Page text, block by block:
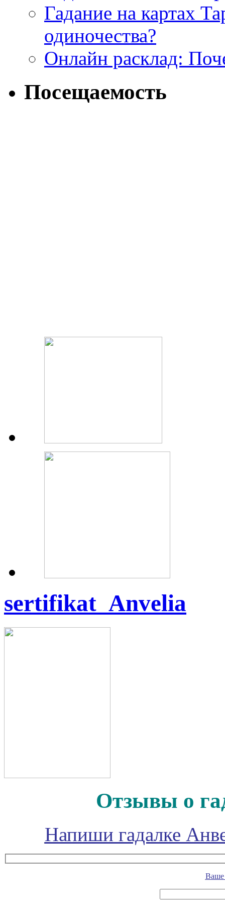
Гадание на картах
одиночества?
Онлайн расклад:
Посещаемость
sertifikat_Anvelia
Отзывы о
Напиши гадалке
Ваше